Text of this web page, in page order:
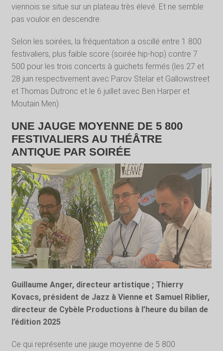
viennois se situe sur un plateau très élevé. Et ne semble
pas vouloir en descendre.
Selon les soirées, la fréquentation a oscillé entre 1 800
festivaliers, plus faible score (soirée hip-hop) contre 7
500 pour les trois concerts à guichets fermés (les 27 et
28 juin respectivement avec Parov Stelar et Gallowstreet
et Thomas Dutronc et le 6 juillet avec Ben Harper et
Moutain Men).
UNE JAUGE MOYENNE DE 5 800
FESTIVALIERS AU THÉÂTRE
ANTIQUE PAR SOIRÉE
Guillaume Anger, directeur artistique ; Thierry
Kovacs, président de Jazz à Vienne et Samuel Riblier,
directeur de Cybèle Productions à l’heure du bilan de
l’édition 2025
Ce qui représente une jauge moyenne de 5 800